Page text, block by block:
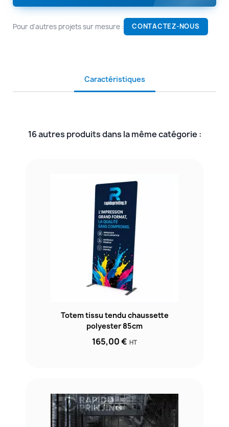
Pour d'autres projets sur mesure : CONTACTEZ-NOUS
Caractéristiques
16 autres produits dans la même catégorie :
Totem tissu tendu chaussette
polyester 85cm
165,00 € HT